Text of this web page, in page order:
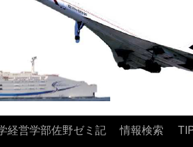
経営学部佐野ゼミ記
情報検索